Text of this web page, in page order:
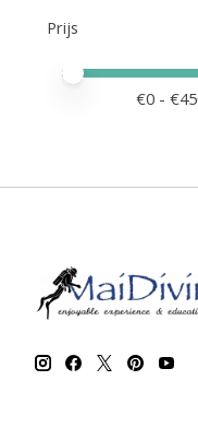
Prijs
Minimale
Price
€0 - €